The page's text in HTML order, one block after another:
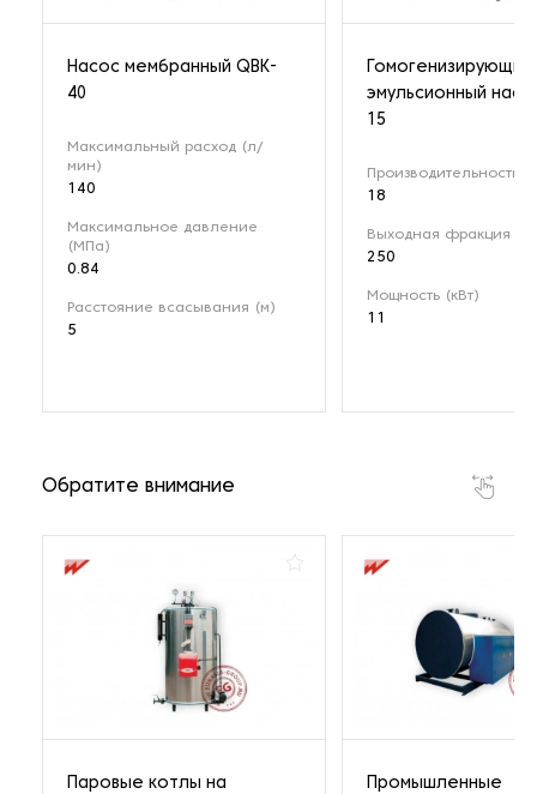
Насос мембранный QBK-
40
Максимальный расход (л/
мин)
140
Максимальное давление
(МПа)
0.84
Расстояние всасывания (м)
5
Гомогенизирующий
эмульсионный
15
Производительность
18
Выходная фракция
250
Мощность (кВт)
11
Обратите внимание
Паровые котлы на
Промышленные